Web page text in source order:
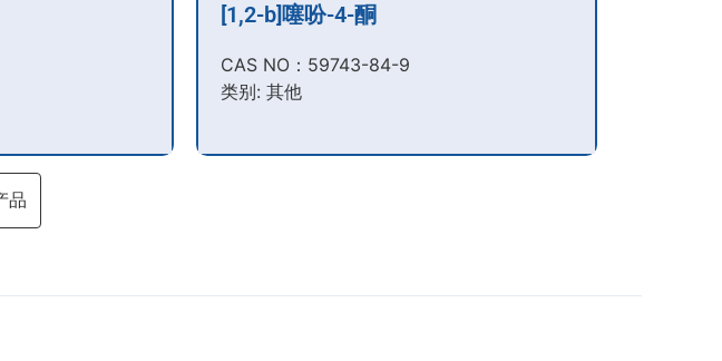
[1,2-b]噻吩-4-酮
CAS NO：59743-84-9​
类别: 其他
品